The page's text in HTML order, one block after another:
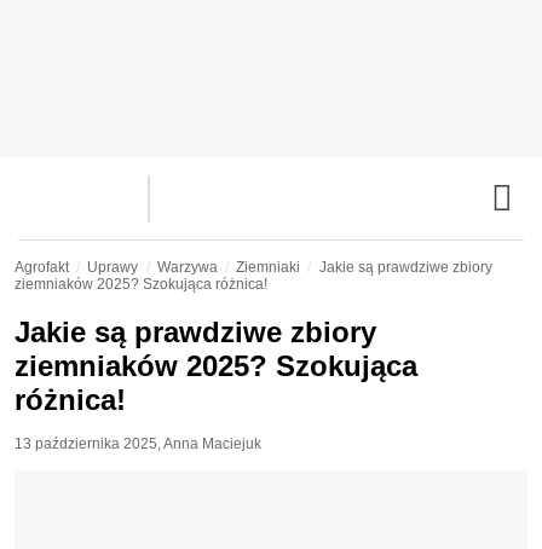
Agrofakt Uprawy Warzywa Ziemniaki
Jakie są prawdziwe zbiory
ziemniaków 2025? Szokująca różnica!
Jakie są prawdziwe zbiory
ziemniaków 2025? Szokująca
różnica!
13 października 2025,Anna Maciejuk